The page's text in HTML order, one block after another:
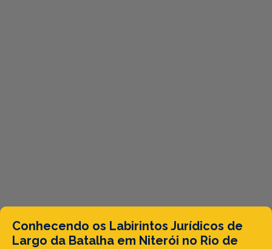
Conhecendo os Labirintos Jurídicos de
Largo da Batalha em Niterói no Rio de